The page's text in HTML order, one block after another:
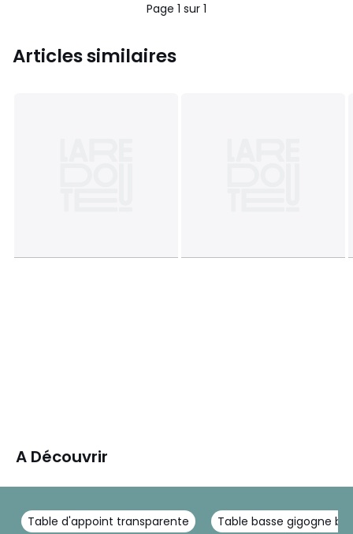
Page 1 sur 1
Articles similaires
A Découvrir
Table d'appoint transparente Table basse gigogne